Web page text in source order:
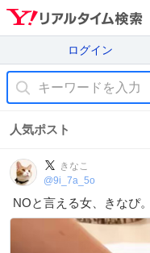
ログイン
人気ポスト
きなこ
@9i_7a_5o
NOと言える女、きなぴ。